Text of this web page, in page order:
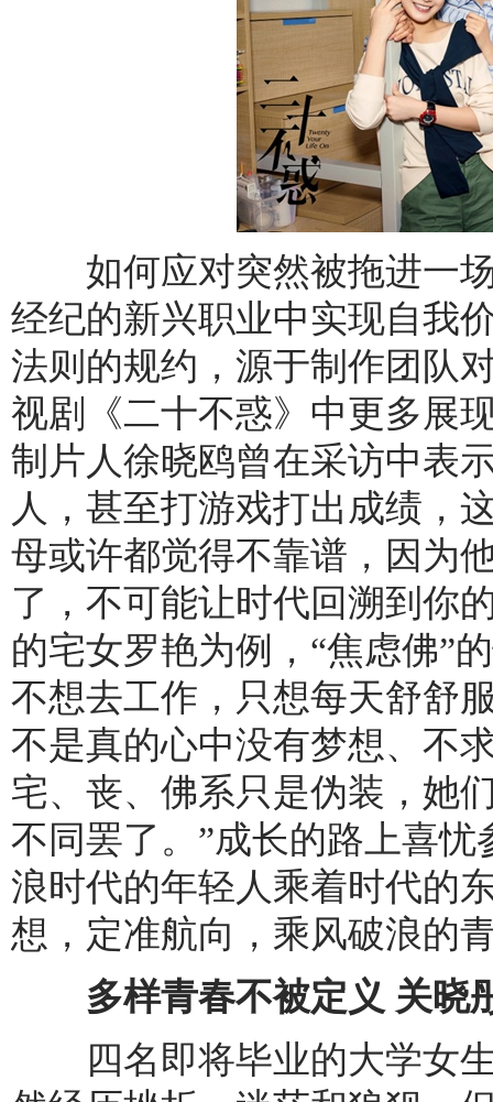
如何应对突然被拖进一场
经纪的新兴职业中实现自我
法则的规约，源于制作团队
视剧《二十不惑》中更多展
制片人徐晓鸥曾在采访中表
人，甚至打游戏打出成绩，
母或许都觉得不靠谱，因为
了，不可能让时代回溯到你
的宅女罗艳为例，“焦虑佛”
不想去工作，只想每天舒舒
不是真的心中没有梦想、不
宅、丧、佛系只是伪装，她
不同罢了。”成长的路上喜
浪时代的年轻人乘着时代的
想，定准航向，乘风破浪的
多样青春不被定义 关晓
四名即将毕业的大学女生